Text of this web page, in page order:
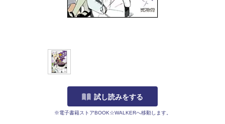
試し読みをする
※電子書籍ストアBOOK☆WALKERへ移動します。